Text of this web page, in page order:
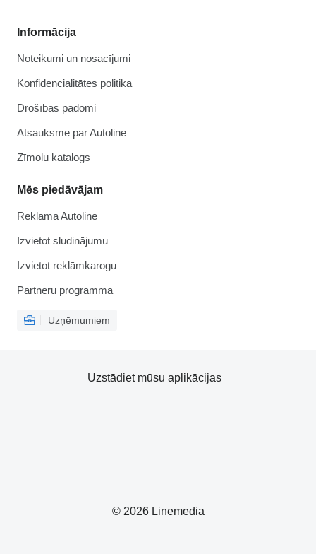
Informācija
Noteikumi un nosacījumi
Konfidencialitātes politika
Drošības padomi
Atsauksme par Autoline
Zīmolu katalogs
Mēs piedāvājam
Reklāma Autoline
Izvietot sludinājumu
Izvietot reklāmkarogu
Partneru programma
Uzņēmumiem
© 2026 Linemedia
Uzstādiet mūsu aplikācijas